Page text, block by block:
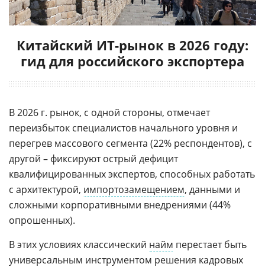
Китайский ИТ-рынок в 2026 году:
гид для российского экспортера
В 2026 г. рынок, с одной стороны, отмечает
переизбыток специалистов начального уровня и
перегрев массового сегмента (22% респондентов), с
другой – фиксируют острый дефицит
квалифицированных экспертов, способных работать
с архитектурой, импортозамещением, данными и
сложными корпоративными внедрениями (44%
опрошенных).
В этих условиях классический найм перестает быть
универсальным инструментом решения кадровых